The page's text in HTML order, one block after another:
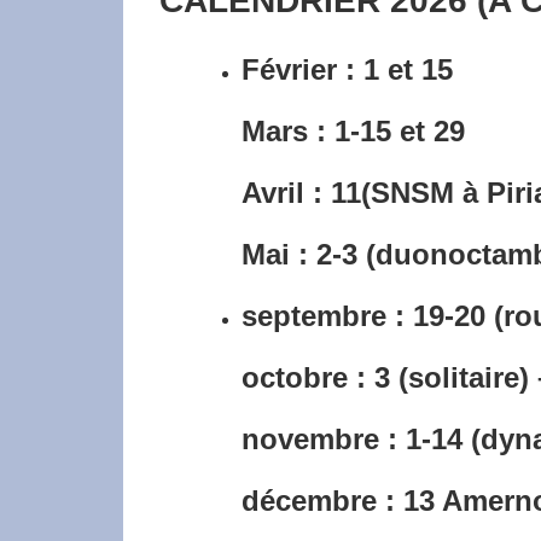
Février : 1 et 15
Mars : 1-15 et 29
Avril : 11(SNSM à
Mai : 2-3
septembre : 19-20
octobre : 3 (solitaire)
novembre : 1-14
décembre : 13